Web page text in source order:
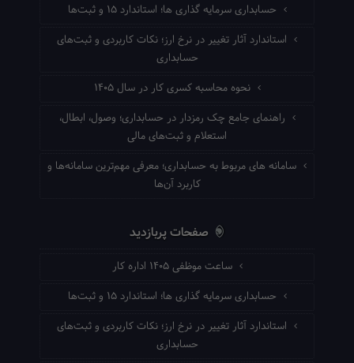
حسابداری سرمایه گذاری ها؛ استاندارد ۱۵ و ثبت‌ها
استاندارد آثار تغییر در نرخ ارز؛ نکات کاربردی و ثبت‌های
حسابداری
نحوه محاسبه کسری کار در سال ۱۴۰۵
راهنمای جامع چک رمزدار در حسابداری؛ وصول، ابطال،
استعلام و ثبت‌های مالی
سامانه های مربوط به حسابداری؛ معرفی مهم‌ترین سامانه‌ها و
کاربرد آن‌ها
صفحات پربازدید
ساعت موظفی ۱۴۰۵ اداره کار
حسابداری سرمایه گذاری ها؛ استاندارد ۱۵ و ثبت‌ها
استاندارد آثار تغییر در نرخ ارز؛ نکات کاربردی و ثبت‌های
حسابداری